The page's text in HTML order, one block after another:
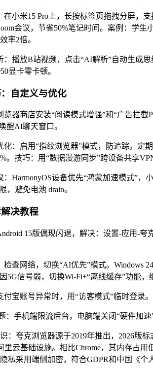
在小米15 Pro上，长按标签页拖拽分屏，
会议，节省50%笔记时间。案例：学生
率2倍。
：播放B站视频，点击“AI解析”自动生成
显卡零卡顿。
自定义与优化
览器商店安装“阅读模式增强”和“广告拦截
醒AI聊天窗口。
化：启用“指纹浏览器”模式，防追踪。定
。技巧：用“数据漫游同步”跨设备共享
HarmonyOS设备优先“鸿蒙加速模式”，
，避免电池 drain。
决教程
15版偶现闪退，解决：设置-应用-夸
检查网络，切换“AI优先”模式。Windows
5G信号弱，切换Wi-Fi+“离线缓存”功能，
宝账号异常时，用“访客模式”临时登录。
：手机端限流后台，电脑端关闭“硬件加速
：夸克浏览器源于2019年推出，2026版
里云基础设施。相比Chrome，其内存占
私采用端侧加密，符合GDPR和中国《个